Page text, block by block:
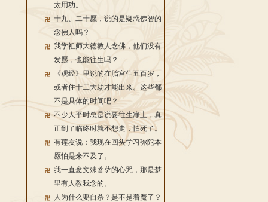
太用功。
十九、二十愿，说的是疑惑佛智的
念佛人吗？
我学祖师大德教人念佛，他们没有
发愿，也能往生吗？
《观经》里说的在胎宫住五百岁，
或者住十二大劫才能出来。这些都
不是具体的时间吧？
不少人平时总是说要往生净土，真
正到了临终时就不想走，怕死了。
有莲友说：我现在回头学习弥陀本
愿怕是来不及了。
我一直念文殊菩萨的心咒，那是梦
里有人教我念的。
人为什么要自杀？是不是着魔了？